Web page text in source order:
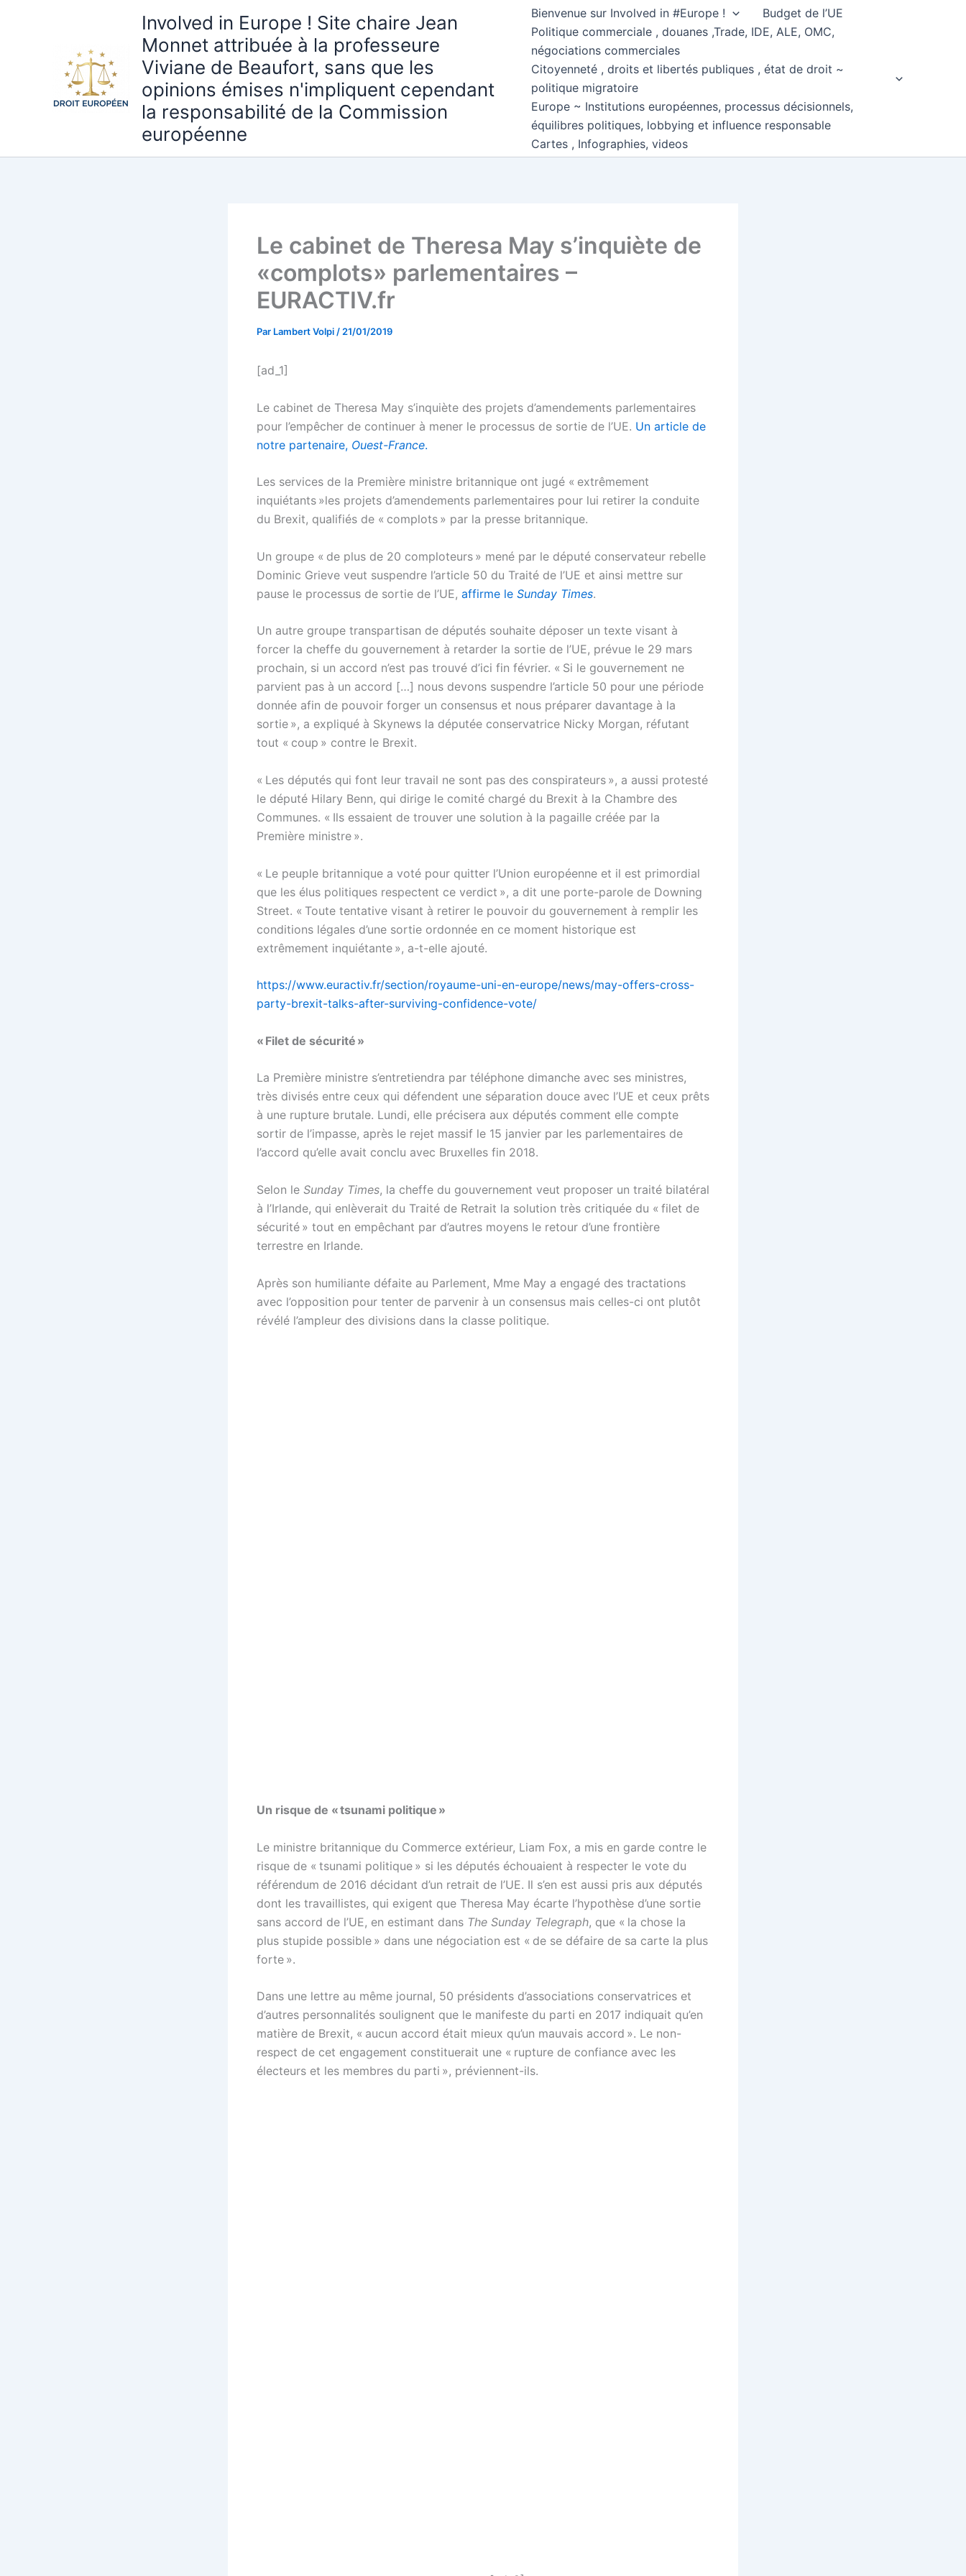
Involved in Europe ! Site chaire Jean
Monnet attribuée à la professeure
Viviane de Beaufort, sans que les
opinions émises n'impliquent cependant
la responsabilité de la Commission
européenne
Bienvenue sur Involved in #Europe !
Budget de l’UE
Politique commerciale , douanes ,Trade, IDE, ALE, OMC,
négociations commerciales
Citoyenneté , droits et libertés publiques , état de droit ~
politique migratoire
Europe ~ Institutions européennes, processus décisionnels,
équilibres politiques, lobbying et influence responsable
Cartes , Infographies, videos
Le cabinet de Theresa May s’inquiète de
«complots» parlementaires –
EURACTIV.fr
Par Lambert Volpi / 21/01/2019
[ad_1]
Le cabinet de Theresa May s’inquiète des projets d’amendements parlementaires
pour l’empêcher de continuer à mener le processus de sortie de l’UE. Un article de
notre partenaire, Ouest-France.
Les services de la Première ministre britannique ont jugé « extrêmement
inquiétants »les projets d’amendements parlementaires pour lui retirer la conduite
du Brexit, qualifiés de « complots » par la presse britannique.
Un groupe « de plus de 20 comploteurs » mené par le député conservateur rebelle
Dominic Grieve veut suspendre l’article 50 du Traité de l’UE et ainsi mettre sur
pause le processus de sortie de l’UE, affirme le Sunday Times.
Un autre groupe transpartisan de députés souhaite déposer un texte visant à
forcer la cheffe du gouvernement à retarder la sortie de l’UE, prévue le 29 mars
prochain, si un accord n’est pas trouvé d’ici fin février. « Si le gouvernement ne
parvient pas à un accord […] nous devons suspendre l’article 50 pour une période
donnée afin de pouvoir forger un consensus et nous préparer davantage à la
sortie », a expliqué à Skynews la députée conservatrice Nicky Morgan, réfutant
tout « coup » contre le Brexit.
« Les députés qui font leur travail ne sont pas des conspirateurs », a aussi protesté
le député Hilary Benn, qui dirige le comité chargé du Brexit à la Chambre des
Communes. « Ils essaient de trouver une solution à la pagaille créée par la
Première ministre ».
« Le peuple britannique a voté pour quitter l’Union européenne et il est primordial
que les élus politiques respectent ce verdict », a dit une porte-parole de Downing
Street. « Toute tentative visant à retirer le pouvoir du gouvernement à remplir les
conditions légales d’une sortie ordonnée en ce moment historique est
extrêmement inquiétante », a-t-elle ajouté.
https://www.euractiv.fr/section/royaume-uni-en-europe/news/may-offers-cross-
party-brexit-talks-after-surviving-confidence-vote/
« Filet de sécurité »
La Première ministre s’entretiendra par téléphone dimanche avec ses ministres,
très divisés entre ceux qui défendent une séparation douce avec l’UE et ceux prêts
à une rupture brutale. Lundi, elle précisera aux députés comment elle compte
sortir de l’impasse, après le rejet massif le 15 janvier par les parlementaires de
l’accord qu’elle avait conclu avec Bruxelles fin 2018.
Selon le Sunday Times, la cheffe du gouvernement veut proposer un traité bilatéral
à l’Irlande, qui enlèverait du Traité de Retrait la solution très critiquée du « filet de
sécurité » tout en empêchant par d’autres moyens le retour d’une frontière
terrestre en Irlande.
Après son humiliante défaite au Parlement, Mme May a engagé des tractations
avec l’opposition pour tenter de parvenir à un consensus mais celles-ci ont plutôt
révélé l’ampleur des divisions dans la classe politique.
Un risque de « tsunami politique »
Le ministre britannique du Commerce extérieur, Liam Fox, a mis en garde contre le
risque de « tsunami politique » si les députés échouaient à respecter le vote du
référendum de 2016 décidant d’un retrait de l’UE. Il s’en est aussi pris aux députés
dont les travaillistes, qui exigent que Theresa May écarte l’hypothèse d’une sortie
sans accord de l’UE, en estimant dans The Sunday Telegraph, que « la chose la
plus stupide possible » dans une négociation est « de se défaire de sa carte la plus
forte ».
Dans une lettre au même journal, 50 présidents d’associations conservatrices et
d’autres personnalités soulignent que le manifeste du parti en 2017 indiquait qu’en
matière de Brexit, « aucun accord était mieux qu’un mauvais accord ». Le non-
respect de cet engagement constituerait une « rupture de confiance avec les
électeurs et les membres du parti », préviennent-ils.